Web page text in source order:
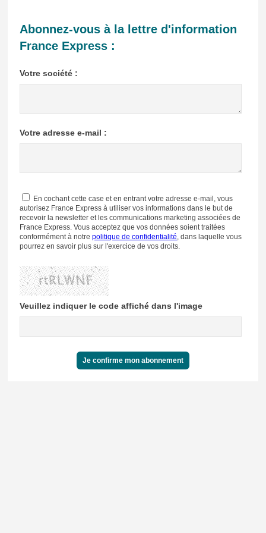
Abonnez-vous à la lettre d'information
France Express :
Votre société :
Votre adresse e-mail :
En cochant cette case et en entrant votre adresse e-mail, vous
autorisez France Express à utiliser vos informations dans le but de
recevoir la newsletter et les communications marketing associées de
France Express. Vous acceptez que vos données soient traitées
conformément à notrepolitique de confidentialité, dans laquelle vous
pourrez en savoir plus sur l'exercice de vos droits.
Veuillez indiquer le code affiché dans l'image
Je confirme mon abonnement